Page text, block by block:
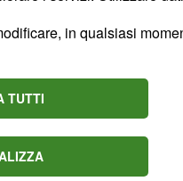
in qualsiasi
TUTTI